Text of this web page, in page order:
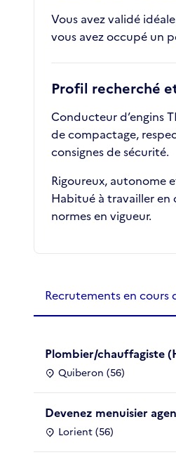
Vous avez validé
vous avez occupé un
Profil recherché
Conducteur d’engins
de compactage,
consignes de sécurité.
Rigoureux, autonome
Habitué à travailler en
normes en vigueur.
Recrutements
Recrutements en
Plombier/chauffagiste
Quiberon (56)
Devenez menuisier
Lorient (56)